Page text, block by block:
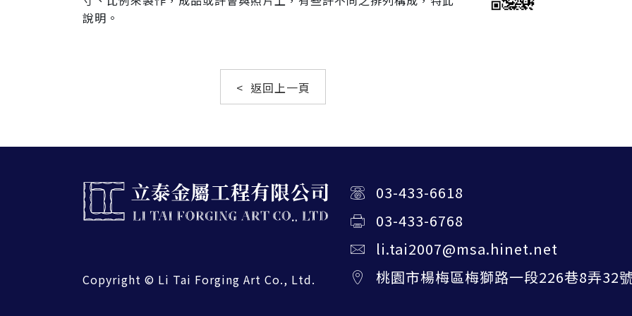
說明。
< 返回上一頁
Copyright © Li Tai Forging Art Co., Ltd.
03-433-6618
03-433-6768
li.tai2007@msa.hinet.net
桃園市楊梅區梅獅路一段226巷8弄32